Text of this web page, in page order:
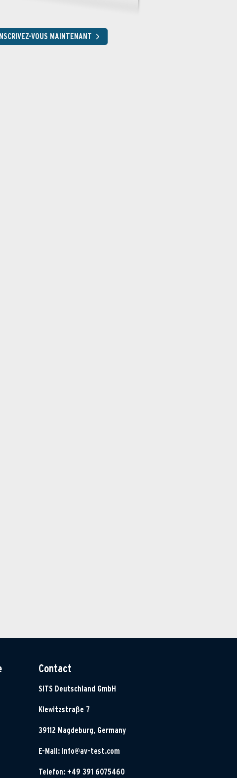
VOUS MAINTENANT
Contact
SITS Deutschland GmbH
Klewitzstraße 7
39112 Magdeburg, Germany
E-Mail: info@av-test.com
Telefon: +49 391 6075460